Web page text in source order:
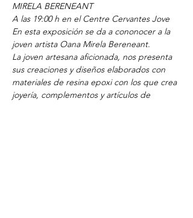
MIRELA BERENEANT
A las 19:00 h en el Centre Cervantes Jove
En esta exposición se da a cononocer a la
joven artista Oana Mirela Bereneant.
La joven artesana aficionada, nos presenta
sus creaciones y diseños elaborados con
materiales de resina epoxi con los que crea
joyería, complementos y artículos de